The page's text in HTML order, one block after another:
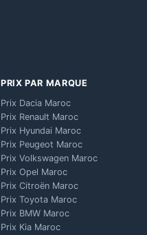
PRIX PAR MARQUE
Prix Dacia Maroc
Prix Renault Maroc
Prix Hyundai Maroc
Prix Peugeot Maroc
Prix Volkswagen Maroc
Prix Opel Maroc
Prix Citroën Maroc
Prix Toyota Maroc
Prix BMW Maroc
Prix Kia Maroc